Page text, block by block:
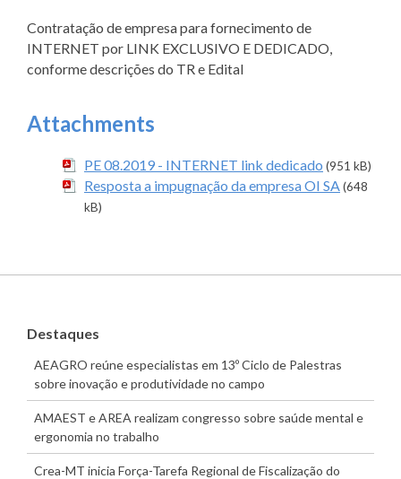
Contratação de empresa para fornecimento de
INTERNET por LINK EXCLUSIVO E DEDICADO,
conforme descrições do TR e Edital
Attachments
PE 08.2019 - INTERNET link dedicado (951 kB)
Resposta a impugnação da empresa OI SA(648
kB)
Destaques
AEAGRO reúne especialistas em 13º Ciclo de Palestras
sobre inovação e produtividade no campo
AMAEST e AREA realizam congresso sobre saúde mental e
ergonomia no trabalho
Crea-MT inicia Força-Tarefa Regional de Fiscalização do